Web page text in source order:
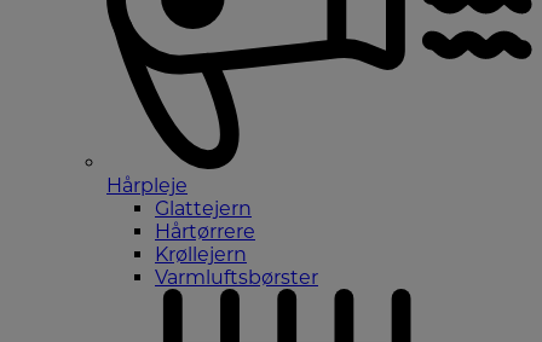
Hårpleje
Glattejern
Hårtørrere
Krøllejern
Varmluftsbørster